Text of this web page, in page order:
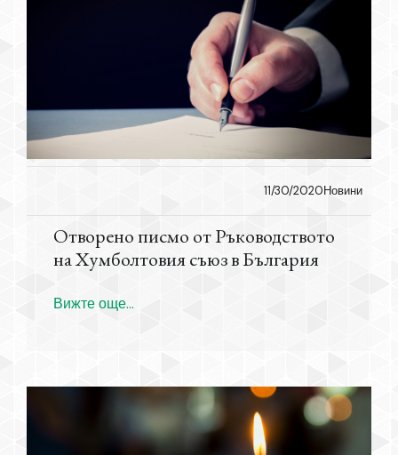
11/30/2020Новини
Отворено писмо от Ръководството
на Хумболтовия съюз в България
Вижте още...